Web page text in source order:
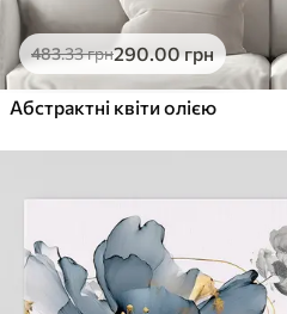
483.33грн290.00грн
Абстрактні квіти олією